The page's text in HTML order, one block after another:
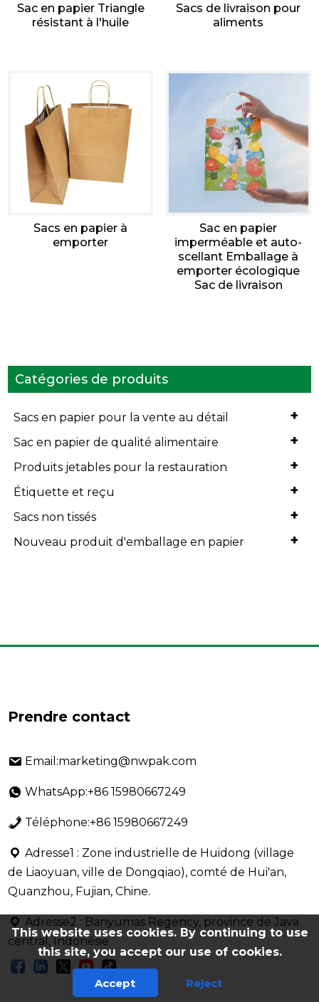
Sac en papier Triangle
résistant à l'huile
Sacs de livraison pour
aliments
Sacs en papier à
emporter
Sac en papier
imperméable et auto-
scellant Emballage à
emporter écologique
Sac de livraison
Catégories de produits
+
Sacs en papier pour la vente au détail
+
Sac en papier de qualité alimentaire
+
Produits jetables pour la restauration
+
Étiquette et reçu
+
Sacs non tissés
+
Nouveau produit d'emballage en papier
Prendre contact
Email:marketing@nwpak.com
WhatsApp:+86 15980667249
Téléphone:+86 15980667249
Adresse1 : Zone industrielle de Huidong (village
de Liaoyuan, ville de Dongqiao), comté de Hui'an,
Quanzhou, Fujian, Chine.
Adresse2 : Banyumas Regency, province de Java
central, Indonésie
This website uses cookies. By continuing to use
this site, you accept our use of cookies.
Accept Reject